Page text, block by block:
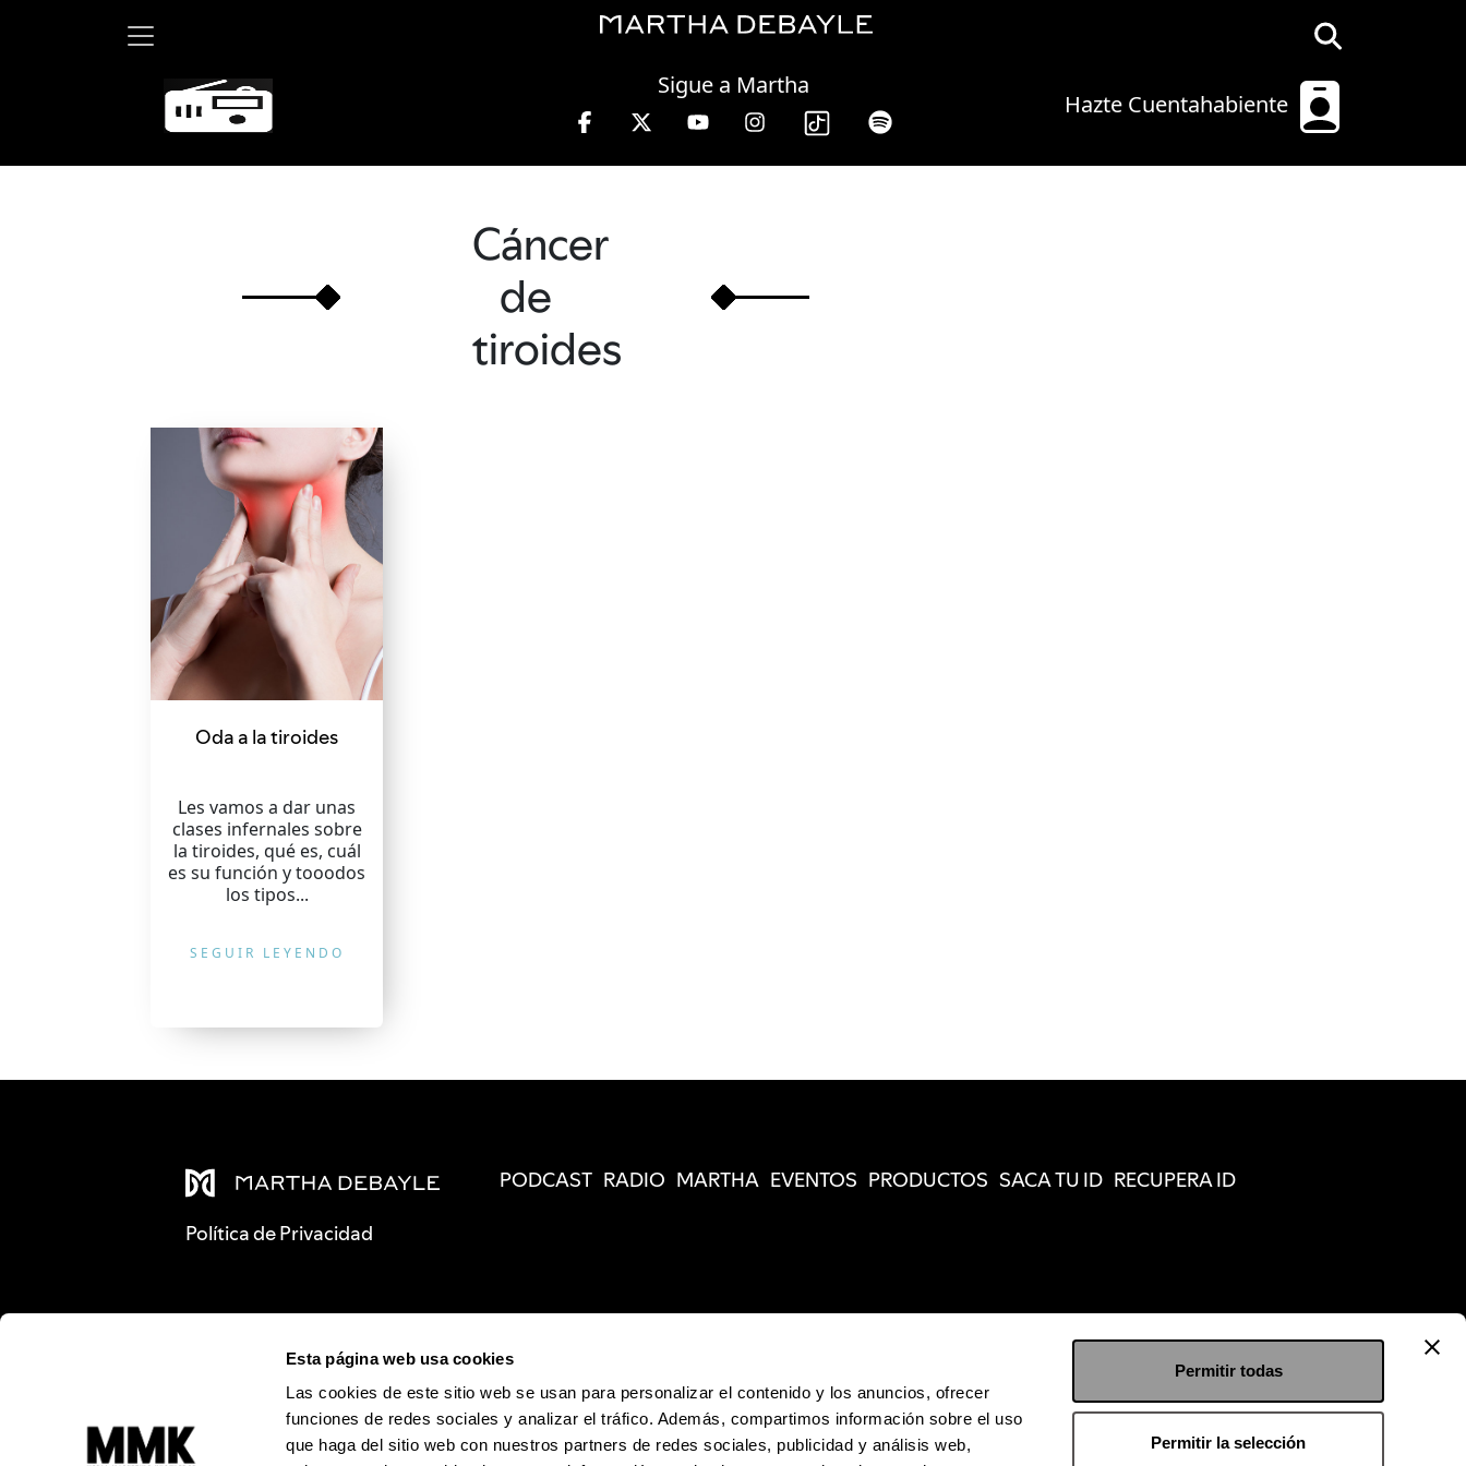
Esta página web usa cookies
Las cookies de este sitio web se usan para personalizar el contenido y los anuncios, ofrecer
funciones de redes sociales y analizar el tráfico. Además, compartimos información sobre el uso
que haga del sitio web con nuestros partners de redes sociales, publicidad y análisis web,
Permitir todas
Permitir la selección
Hazte Cuentahabiente
Sigue a Martha
Martha Debayle en W, lunes a viernes de 10 a 13 hrs.
Cáncer
de
tiroides
Oda a la tiroides
Les vamos a dar unas
clases infernales sobre
la tiroides, qué es, cuál
es su función y tooodos
los tipos...
SEGUIR LEYENDO
Política de Privacidad
PODCAST RADIO MARTHA EVENTOS PRODUCTOS SACA TU ID RECUPERA ID